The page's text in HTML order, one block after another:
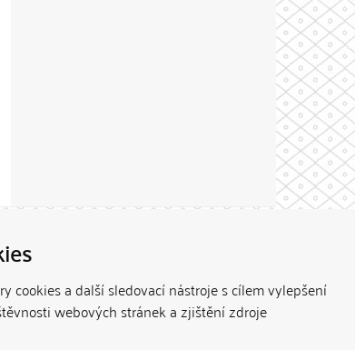
cookies a další sledovací nástroje s cílem vylepšení
webových stránek a zjištění zdroje